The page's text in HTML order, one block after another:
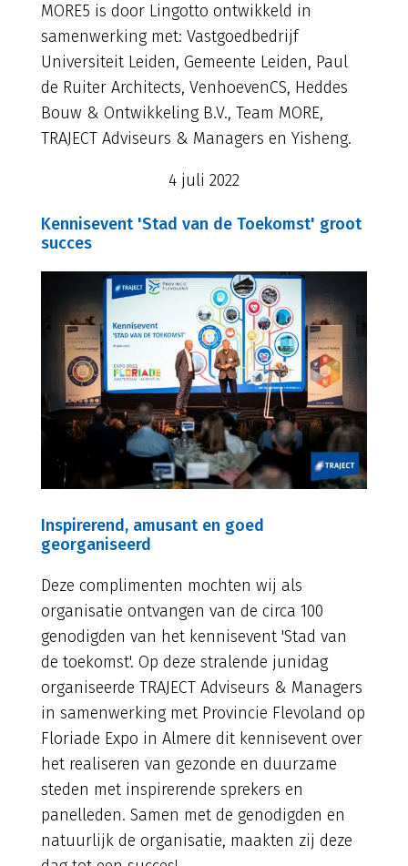
MORE5 is door Lingotto ontwikkeld in
samenwerking met: Vastgoedbedrijf
Universiteit Leiden, Gemeente Leiden, Paul
de Ruiter Architects, VenhoevenCS, Heddes
Bouw & Ontwikkeling B.V., Team MORE,
TRAJECT Adviseurs & Managers en Yisheng.
4 juli 2022
Kennisevent 'Stad van de Toekomst' groot
succes
Inspirerend, amusant en goed
georganiseerd
Deze complimenten mochten wij als
organisatie ontvangen van de circa 100
genodigden van het kennisevent 'Stad van
de toekomst'. Op deze stralende junidag
organiseerde TRAJECT Adviseurs & Managers
in samenwerking met Provincie Flevoland op
Floriade Expo in Almere dit kennisevent over
het realiseren van gezonde en duurzame
steden met inspirerende sprekers en
panelleden. Samen met de genodigden en
natuurlijk de organisatie, maakten zij deze